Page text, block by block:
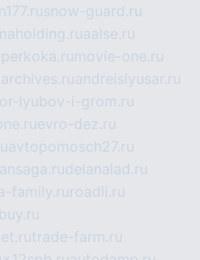
snow-guard.ru
aalse.ru
perkoka.ru movie-one.ru
andreislyusar.ru
lyubov-i-grom.ru
evro-dez.ru
avtopomosch27.ru
delanalad.ru
family.ru roadli.ru
trade-farm.ru